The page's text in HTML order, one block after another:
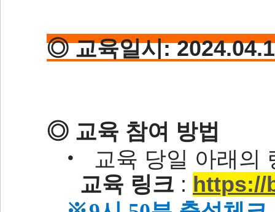
◎ 교육일시:
◎ 교육 참여 방법
‧ 교육 당일 아래의
교육 링크 : https://